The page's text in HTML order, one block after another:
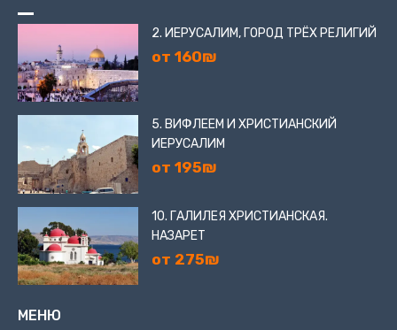
2. ИЕРУСАЛИМ, ГОРОД ТРЁХ РЕЛИГИЙ
от 160₪
5. ВИФЛЕЕМ И ХРИСТИАНСКИЙ
ИЕРУСАЛИМ
от 195₪
10. ГАЛИЛЕЯ ХРИСТИАНСКАЯ.
НАЗАРЕТ
от 275₪
МЕНЮ